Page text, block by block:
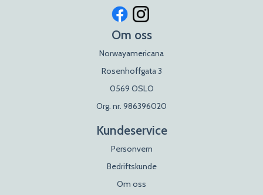
Om oss
Norwayamericana
Rosenhoffgata 3
0569 OSLO
Org. nr. 986396020
Kundeservice
Personvern
Bedriftskunde
Om oss